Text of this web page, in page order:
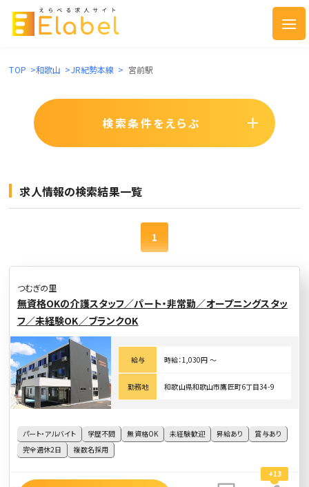
TOP >和歌山 >JR紀勢本線 > 宮前駅
求人情報の検索結果一覧
1
つむぎの里
無資格OKの介護スタッフ／パート・非常勤／オープニングスタッ
フ／未経験OK／ブランクOK
パート・アルバイト 学歴不問 無資格OK 未経験歓迎 昇給あり
賞与あり
完全週休2日
複数名採用
給与 時給：1,030円 〜
勤務地 和歌山県和歌山市鷹匠町6丁目34-9
+13
検索条件をえらぶ